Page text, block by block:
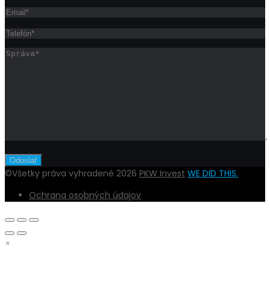
©Všetky práva vyhradené 2026 PKW Invest WE DID THIS.
Ochrana osobných údajov
×